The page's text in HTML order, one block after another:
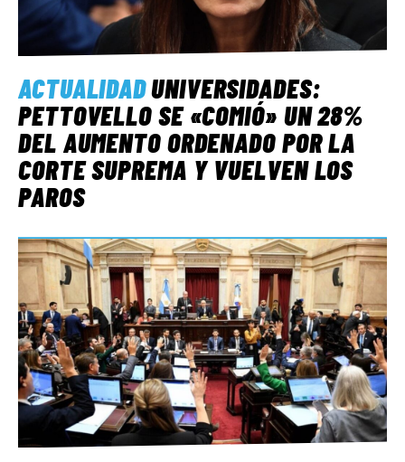
ACTUALIDADUNIVERSIDADES:
PETTOVELLO SE «COMIÓ» UN 28%
DEL AUMENTO ORDENADO POR LA
CORTE SUPREMA Y VUELVEN LOS
PAROS